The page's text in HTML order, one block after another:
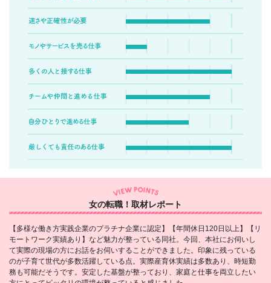
女の転職！取材レポート
【多様な働き方実践企業のプラチナ企業に認定】【年間休日120日以上】【リ
モートワーク実績あり】など魅力が整っている同社。今回、本社にお伺いし
て実際の現場の方にお話をお伺いすることができました。印象に残っている
のが子育て世代が多数活躍している点。実際産育休実績は多数あり、時短勤
務も可能だそうです。安定した基盤が整っており、家庭と仕事を両立したい